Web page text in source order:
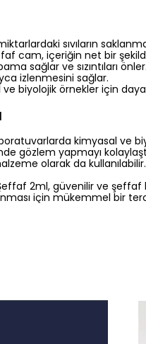
sıvıların
cam, içeriğin net bir
sağlar ve sızıntıları önler.
izlenmesini sağlar.
biyolojik örnekler için
kimyasal ve
gözlem yapmayı
olarak da kullanılabilir.
2ml, güvenilir ve
için mükemmel bir